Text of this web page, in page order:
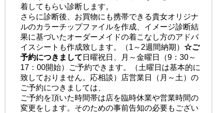
着してもらい診断します。
さらに診断後、お買物にも携帯できる貴女オリジナ
ルのカラーチップファイルを作成、イメージ診断結
果に基づいたオーダーメイドの着こなし方のアドバ
イスシートも作成致します。（1～2週間納期） ☆ご
予約につきまして 日曜祝日、月～金曜日（9：30～
17：00開始）ご予約できます。（土曜日は基本的に
致しておりません。応相談）店営業日（月～土）の
ご予約につきましては、
ご予約を頂いた時間帯は店を臨時休業や営業時間の
変更をします。そのための事前告知の必要もござい